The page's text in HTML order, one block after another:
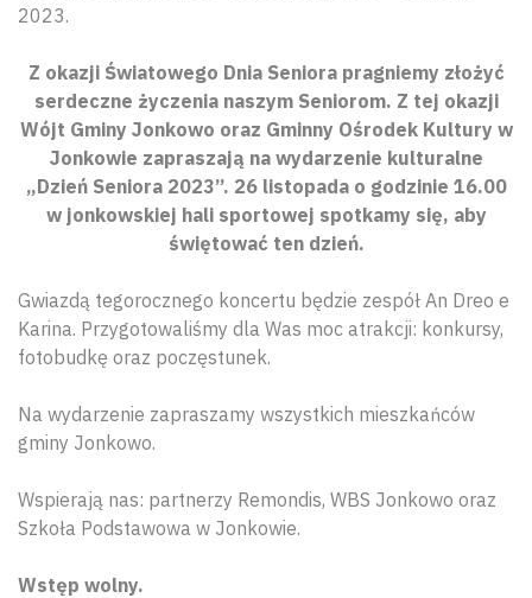
2023.
Z okazji Światowego Dnia Seniora pragniemy złożyć
serdeczne życzenia naszym Seniorom. Z tej okazji
Wójt Gminy Jonkowo oraz Gminny Ośrodek Kultury w
Jonkowie zapraszają na wydarzenie kulturalne
„Dzień Seniora 2023”. 26 listopada o godzinie 16.00
w jonkowskiej hali sportowej spotkamy się, aby
świętować ten dzień.
Gwiazdą tegorocznego koncertu będzie zespół An Dreo e
Karina. Przygotowaliśmy dla Was moc atrakcji: konkursy,
fotobudkę oraz poczęstunek.
Na wydarzenie zapraszamy wszystkich mieszkańców
gminy Jonkowo.
Wspierają nas: partnerzy Remondis, WBS Jonkowo oraz
Szkoła Podstawowa w Jonkowie.
Wstęp wolny.